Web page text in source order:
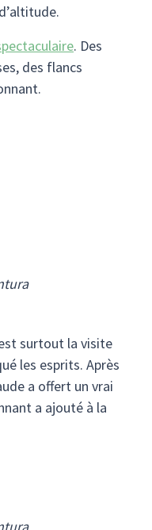
. Des
des flancs
surtout la visite
les esprits. Après
a offert un vrai
a ajouté à la